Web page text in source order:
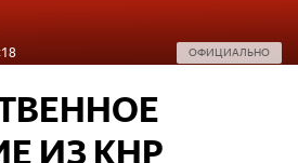
ОФИЦИАЛЬНО
ИЗ КНР